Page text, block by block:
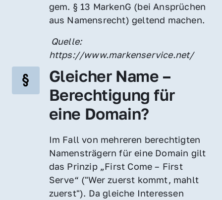
gem. § 13 MarkenG (bei Ansprüchen
aus Namensrecht) geltend machen.
https://www.markenservice.net/
Gleicher Name –
Berechtigung für
eine Domain?
Im Fall von mehreren berechtigten
Namensträgern für eine Domain gilt
das Prinzip „First Come – First
Serve“ ("Wer zuerst kommt, mahlt
zuerst"). Da gleiche Interessen